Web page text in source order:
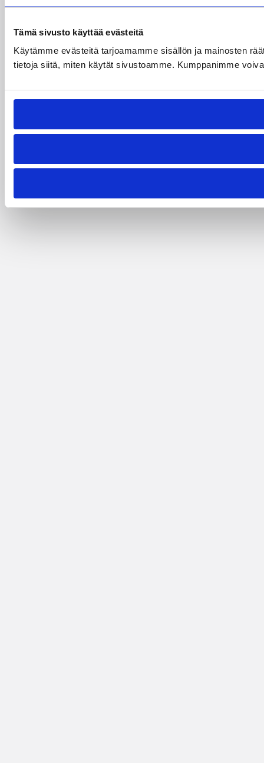
Tämä sivusto käyttää evästeitä
Käytämme evästeitä tarjoamamme sisällön ja mainosten
tietoja siitä, miten käytät sivustoamme. Kumppanimme